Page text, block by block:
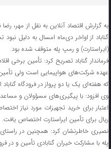
به گزارش اقتصاد آنلاین به نقل از مهر،
گناباد از اواخر دی‌ماه امسال به دلیل
(ایراستارت) و رمپ پله متوقف شده بود.
فرماندار گناباد تصریح کرد: تأمین برخی
عهده شرکت‌های هواپیمایی است ولی
که هفته‌ای یک یا دو پرواز در فرودگاه گناباد
ریال برای تأمین ایراستارت اختصاص یافت.
نصیری خاطرنشان کرد: همچنین در
پله با مشارکت خیران گنابادی تأمین و در